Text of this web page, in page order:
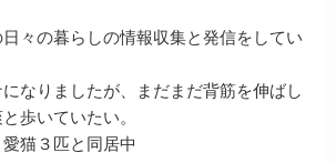
々の暮らしの情報収集と発信をしてい
なりましたが、まだまだ背筋を伸ばし
歩いていたい。
猫３匹と同居中